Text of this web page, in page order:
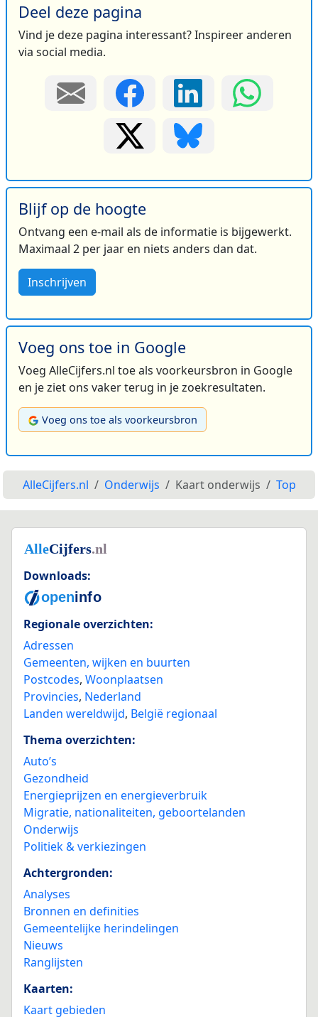
Deel deze pagina
Vind je deze pagina interessant? Inspireer anderen
via social media.
Blijf op de hoogte
Ontvang een e-mail als de informatie is bijgewerkt.
Maximaal 2 per jaar en niets anders dan dat.
Inschrijven
Voeg ons toe in Google
Voeg AlleCijfers.nl toe als voorkeursbron in Google
en je ziet ons vaker terug in je zoekresultaten.
Voeg ons toe als voorkeursbron
AlleCijfers.nl Onderwijs Kaart onderwijs Top
Downloads:
Regionale overzichten:
Adressen
Gemeenten, wijken en buurten
Postcodes, Woonplaatsen
Provincies, Nederland
Landen wereldwijd, België regionaal
Thema overzichten:
Auto’s
Gezondheid
Energieprijzen en energieverbruik
Migratie, nationaliteiten, geboortelanden
Onderwijs
Politiek & verkiezingen
Achtergronden:
Analyses
Bronnen en definities
Gemeentelijke herindelingen
Nieuws
Ranglijsten
Kaarten:
Kaart gebieden